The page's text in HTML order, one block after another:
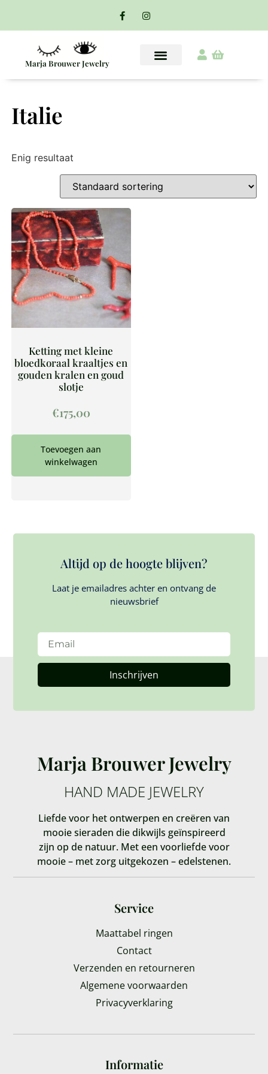
Marja Brouwer Jewelry
Italie
Enig resultaat
Ketting met kleine
bloedkoraal kraaltjes en
gouden kralen en goud
slotje
€175,00
Toevoegen aan
winkelwagen
Altijd op de hoogte blijven?
Laat je emailadres achter en ontvang de
nieuwsbrief
Inschrijven
Marja Brouwer Jewelry
HAND MADE JEWELRY
Liefde voor het ontwerpen en creëren van
mooie sieraden die dikwijls geïnspireerd
zijn op de natuur. Met een voorliefde voor
mooie – met zorg uitgekozen – edelstenen.
Service
Maattabel ringen
Contact
Verzenden en retourneren
Algemene voorwaarden
Privacyverklaring
Informatie